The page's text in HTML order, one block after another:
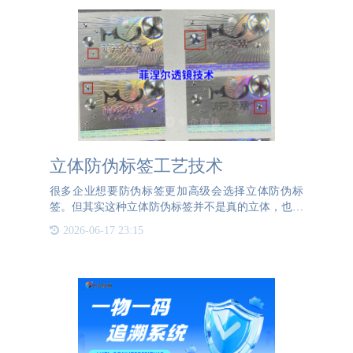
立体防伪标签工艺技术
很多企业想要防伪标签更加高级会选择立体防伪标
签。但其实这种立体防伪标签并不是真的立体，也是
平面的，但确能达到裸眼3D立体的效果。这篇文章
为大家介绍一下，什么样的防伪标签工艺技术可以达
2026-06-17 23:15